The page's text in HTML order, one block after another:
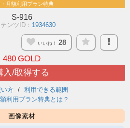
月額利用プラン特典
S-916
ンツID： 1934630
いいね！ 28
480 GOLD
入/取得する
方
利用できる範囲
利用プラン特典とは？
画像素材